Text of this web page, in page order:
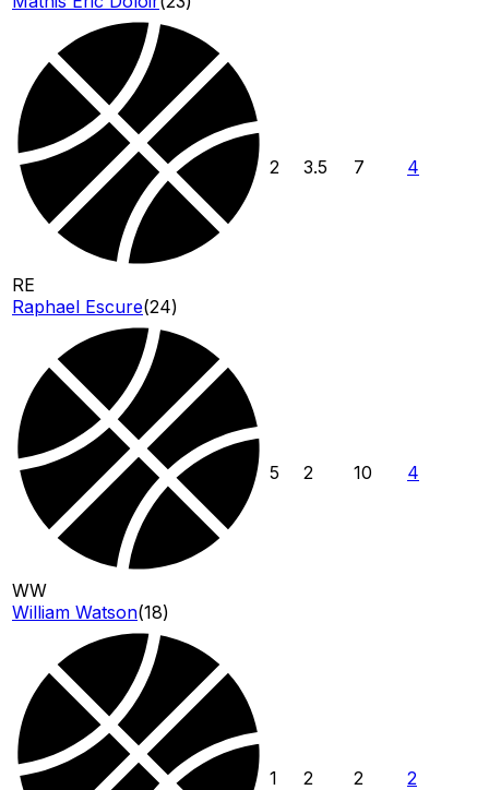
RE
Raphael Escure(24)
2 3.5 7 4
WW
William Watson(18)
5 2 10 4
1 2 2 2